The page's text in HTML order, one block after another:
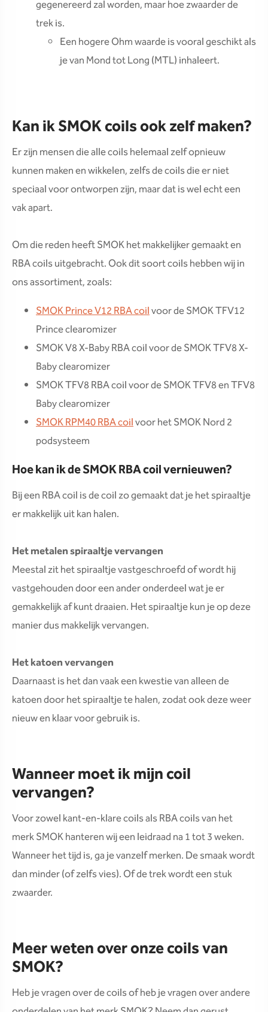
gegenereerd zal worden, maar hoe zwaarder de
trek is.
Een hogere Ohm waarde is vooral geschikt als
je van Mond tot Long (MTL) inhaleert.
Kan ik SMOK coils ook zelf maken?
Er zijn mensen die alle coils helemaal zelf opnieuw
kunnen maken en wikkelen, zelfs de coils die er niet
speciaal voor ontworpen zijn, maar dat is wel echt een
vak apart.
Om die reden heeft SMOK het makkelijker gemaakt en
RBA coils uitgebracht. Ook dit soort coils hebben wij in
ons assortiment, zoals:
SMOK Prince V12 RBA coilvoor de SMOK TFV12
Prince clearomizer
SMOK V8 X-Baby RBA coil voor de SMOK TFV8 X-
Baby clearomizer
SMOK TFV8 RBA coil voor de SMOK TFV8 en TFV8
Baby clearomizer
SMOK RPM40 RBA coilvoor het SMOK Nord 2
podsysteem
Hoe kan ik de SMOK RBA coil vernieuwen?
Bij een RBA coil is de coil zo gemaakt dat je het spiraaltje
er makkelijk uit kan halen.
Het metalen spiraaltje vervangen
Meestal zit het spiraaltje vastgeschroefd of wordt hij
vastgehouden door een ander onderdeel wat je er
gemakkelijk af kunt draaien. Het spiraaltje kun je op deze
manier dus makkelijk vervangen.
Het katoen vervangen
Daarnaast is het dan vaak een kwestie van alleen de
katoen door het spiraaltje te halen, zodat ook deze weer
nieuw en klaar voor gebruik is.
Wanneer moet ik mijn coil
vervangen?
Voor zowel kant-en-klare coils als RBA coils van het
merk SMOK hanteren wij een leidraad na 1 tot 3 weken.
Wanneer het tijd is, ga je vanzelf merken. De smaak wordt
dan minder (of zelfs vies). Of de trek wordt een stuk
zwaarder.
Meer weten over onze coils van
SMOK?
Heb je vragen over de coils of heb je vragen over andere